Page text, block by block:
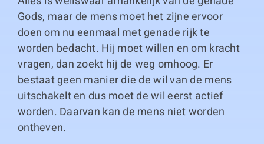
Gods, maar de mens moet het zijne ervoor
doen om nu eenmaal met genade rijk te
worden bedacht. Hij moet willen en om kracht
vragen, dan zoekt hij de weg omhoog. Er
bestaat geen manier die de wil van de mens
uitschakelt en dus moet de wil eerst actief
worden. Daarvan kan de mens niet worden
ontheven.